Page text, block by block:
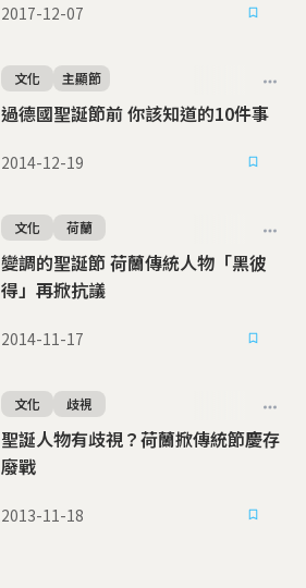
2017-12-07
過德國聖誕節前 你該知道的10件事
文化 主顯節
2014-12-19
變調的聖誕節 荷蘭傳統人物「黑彼
得」再掀抗議
文化 荷蘭
2014-11-17
聖誕人物有歧視？荷蘭掀傳統節慶存
廢戰
文化 歧視
2013-11-18